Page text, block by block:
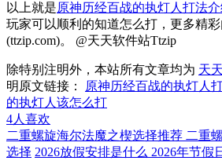
以上就是原神历经百战的执灯人打法
玩家可以顺利的知道怎么打，更多精
(ttzip.com)。 @天天软件站Ttzip
除特别注明外，本站所有文章均为 天
明原文链接：
原神历经百战的执灯人
的执灯人该怎么打
4人喜欢
二重螺旋海尔法魔之楔选择推荐 二重
选择 2026放假安排是什么 2026年节假